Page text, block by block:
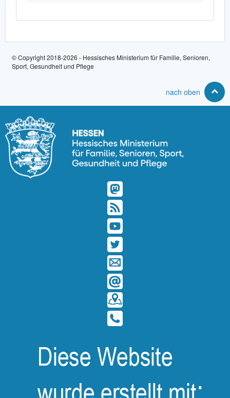
© Copyright 2018-2026 - Hessisches Ministerium für Familie, Senioren,
Sport, Gesundheit und Pflege
nach oben